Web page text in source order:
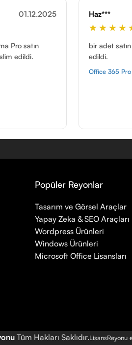
Haz***
bir adet satın alındı hızlı bi şekilde
edildi.
Office 365 Pro Plus İsme Özel
Popüler Reyonlar
Tasarım ve Görsel Araçlar
Yapay Zeka & SEO Araçları
Wordpress Ürünleri
Windows Ürünleri
Microsoft Office Lisansları
Tüm Hakları Saklıdır.LisansReyonu